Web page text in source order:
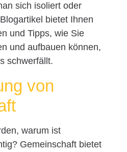
sich isoliert oder
bietet Ihnen
und Tipps, wie Sie
und aufbauen können,
schwerfällt.
von
warum ist
Gemeinschaft bietet